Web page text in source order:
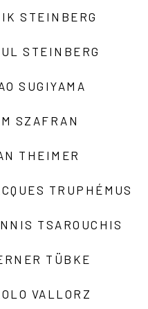
STEINBERG
STEINBERG
SUGIYAMA
SZAFRAN
THEIMER
TRUPHÉMUS
TSAROUCHIS
TÜBKE
VALLORZ